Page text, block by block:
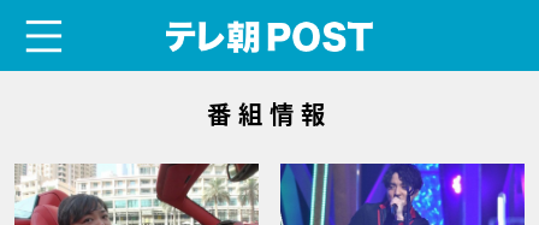
番組情報